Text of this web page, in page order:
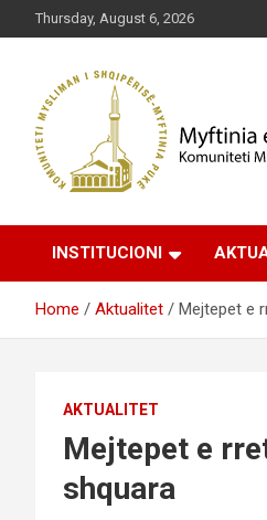
to
Thursday, August 6, 2026
Myftinia
Zyrtare
INSTITUCIONI
Home Aktualitet Mejtepet e
AKTUALITET
Mejtepet e
shquara